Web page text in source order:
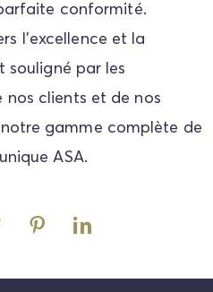
conformité.
l'excellence et la
par les
clients et de nos
gamme complète de
ASA.